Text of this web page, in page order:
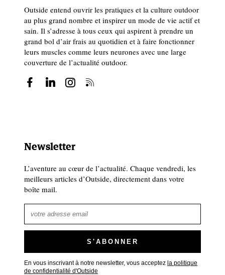
Outside entend ouvrir les pratiques et la culture outdoor
au plus grand nombre et inspirer un mode de vie actif et
sain. Il s’adresse à tous ceux qui aspirent à prendre un
grand bol d’air frais au quotidien et à faire fonctionner
leurs muscles comme leurs neurones avec une large
couverture de l’actualité outdoor.
Newsletter
L’aventure au cœur de l’actualité. Chaque vendredi, les
meilleurs articles d’Outside, directement dans votre
boîte mail.
En vous inscrivant à notre newsletter, vous acceptez la politique
de confidentialité d'Outside